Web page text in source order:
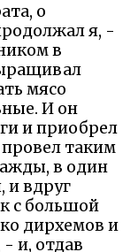
о
я, -
в
мясо
И он
и приобрел
таким
в один
и вдруг
с большой
дирхемов и
- и, отдав